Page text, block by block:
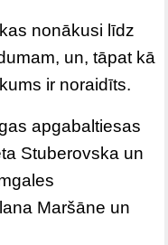
nonākusi līdz
un, tāpat kā
ir noraidīts.
apgabaltiesas
Stuberovska un
Maršāne un